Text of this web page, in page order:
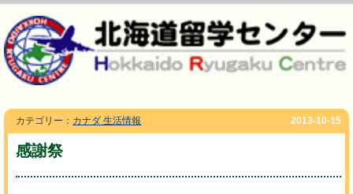
カテゴリー： カナダ 生活情報 2013-10-15
感謝祭